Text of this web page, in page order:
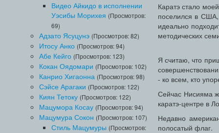
Видео Айкидо в исполнении
Уэсибы Морихея (Просмотров:
69)
Адзато Ясуцунэ (Просмотров: 82)
Итосу Анко (Просмотров: 94)
Абе Кейго (Просмотров: 123)
Кокан Оядомари (Просмотров: 102)
Канрио Хигаонна (Просмотров: 98)
Сэйсе Арагаки (Просмотров: 122)
Киян Тетоку (Просмотров: 122)
Мацумора Косау (Просмотров: 94)
Мацумура Сокон (Просмотров: 107)
Стиль Мацумуры (Просмотров:
Каратэ стало
поселился в США,
идеально
методических
Я считаю, что
- ко всем, кто
Сейчас Нисияма
каратэ-центре в
Недавно
полосатый флаг.